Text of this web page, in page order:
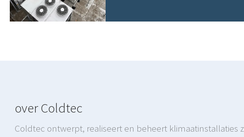
over Coldtec
Coldtec ontwerpt, realiseert en beheert klimaatinstallaties